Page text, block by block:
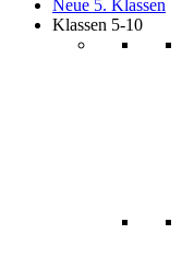
Neue 5. Klassen
Klassen 5-10